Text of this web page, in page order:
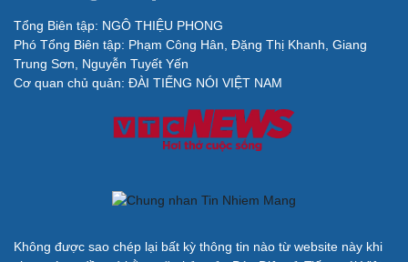
Cải chính
Tổng Biên tập: NGÔ THIỆU PHONG
Phó Tổng Biên tập: Phạm Công Hân, Đặng Thị Khanh, Giang
Trung Sơn, Nguyễn Tuyết Yến
Cơ quan chủ quản: ĐÀI TIẾNG NÓI VIỆT NAM
Không được sao chép lại bất kỳ thông tin nào từ website này khi